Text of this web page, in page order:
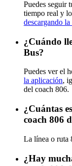
Puedes seguir
tiempo real y
descargando
¿Cuándo
Bus?
Puedes ver el
la aplicación,
del coach 806.
¿Cuántas
coach 806
La línea o ruta
¿Hay